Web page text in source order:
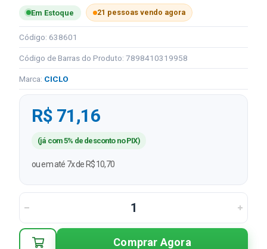
Em Estoque 21 pessoas vendo agora
Código: 638601
Código de Barras do Produto: 7898410319958
Marca: CICLO
R$ 71,16
(já com 5% de desconto no PIX)
ou em até 7x de R$ 10,70
Comprar Agora